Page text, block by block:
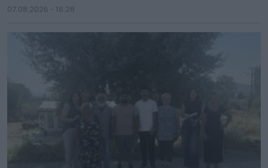
07.08.2026 - 16.28